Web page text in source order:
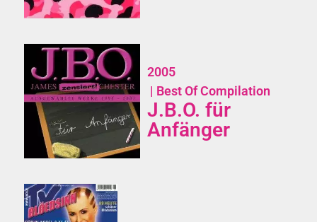
2005
| Best Of Compilation
J.B.O. für
Anfänger